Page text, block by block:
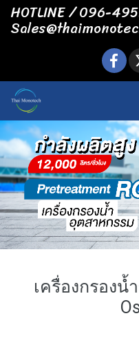
HOTLINE / 096-
เครื่องกรองน้